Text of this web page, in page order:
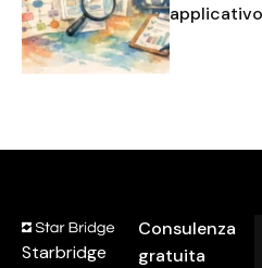
Starbridge
Consulenza
gratuita